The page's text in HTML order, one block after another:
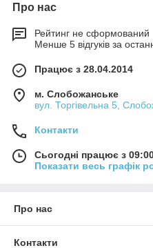
Про нас
Рейтинг не сформований
Менше 5 відгуків за
Працює з 28.04.2014
м. Слобожанське
вул. Торгівельна 5,
Контакти
Сьогодні працює з
Показати весь графік
Про нас
Контакти